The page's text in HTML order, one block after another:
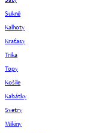
Sukně
Kalhoty
Kraťasy
Trika
Topy
Košile
Kabátky
Svetry
Mikiny